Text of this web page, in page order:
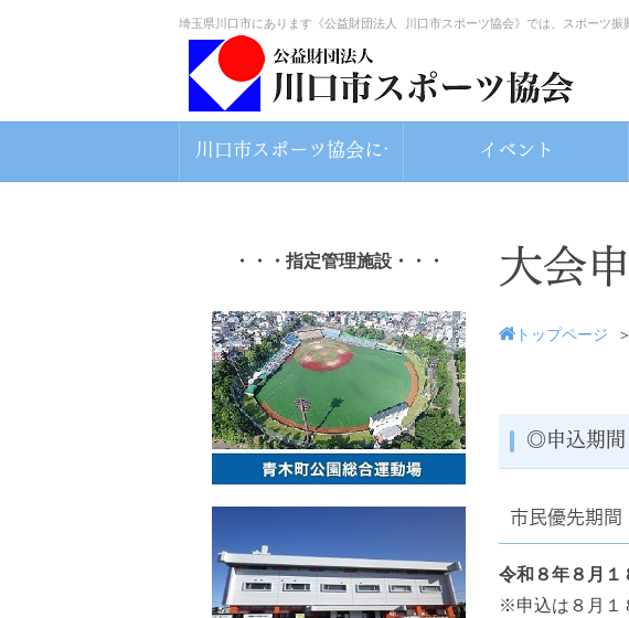
埼玉県川口市にあります《公益財団法人 川口市スポーツ協会》では、スポーツ
川口市スポーツ協会について イベント
・・・指定管理施設・・・ 大会
トップページ
◎申込期間
市民優先期間
令和８年８月１
※申込は８月１